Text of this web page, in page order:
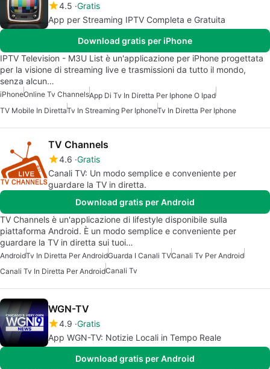
4.5 Gratis
App per Streaming IPTV Completa e Gratuita
Download gratis per iPhone
IPTV Television - M3U List è un'applicazione per iPhone progettata
per la visione di streaming live e trasmissioni da tutto il mondo,
senza alcun…
iPhoneOnline Tv ChannelsApp Di Tv In Diretta Per Iphone O Ipad
TV Mobile In DirettaTv In Streaming Per IphoneTv In Diretta Per Iphone
TV Channels
4.6 Gratis
Canali TV: Un modo semplice e conveniente per
guardare la TV in diretta.
Download gratis per Android
TV Channels è un'applicazione di lifestyle disponibile sulla
piattaforma Android. È un modo semplice e conveniente per
guardare la TV in diretta sui tuoi…
AndroidTv In Diretta Per AndroidGuarda I Canali TVCanali Tv Per Android
Canali Tv In Diretta Per AndroidCanali Tv
WGN-TV
4.9 Gratis
App WGN-TV: Notizie Locali in Tempo Reale
Download gratis per Android